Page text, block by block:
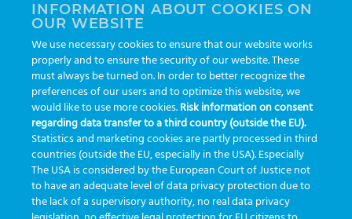
INFORMATION ABOUT COOKIES ON
OUR WEBSITE
We use necessary cookies to ensure that our website works
properly and to ensure the security of our website. These
must always be turned on. In order to better recognize the
preferences of our users and to optimize this website, we
would like to use more cookies.Risk information on consent
regarding data transfer to a third country (outside the EU).
Statistics and marketing cookies are partly processed in third
countries (outside the EU, especially in the USA). Especially
The USA is considered by the European Court of Justice not
to have an adequate level of data privacy protection due to
the lack of a supervisory authority, no real data privacy